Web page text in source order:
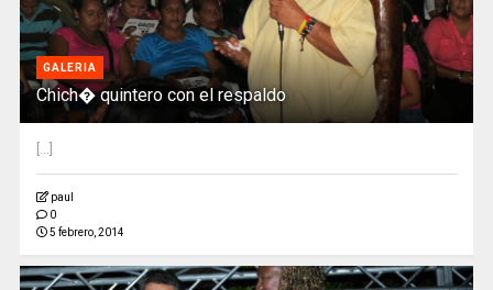
GALERIA
Chich� quintero con el respaldo
[...]
paul
0
5 febrero, 2014